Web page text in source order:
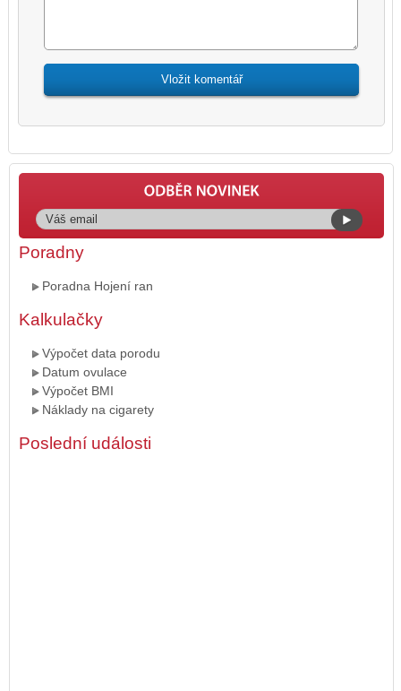
Poradny
Poradna Hojení ran
Kalkulačky
Výpočet data porodu
Datum ovulace
Výpočet BMI
Náklady na cigarety
Poslední události